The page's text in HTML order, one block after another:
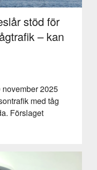
stöd för
– kan
2025
med tåg
Förslaget